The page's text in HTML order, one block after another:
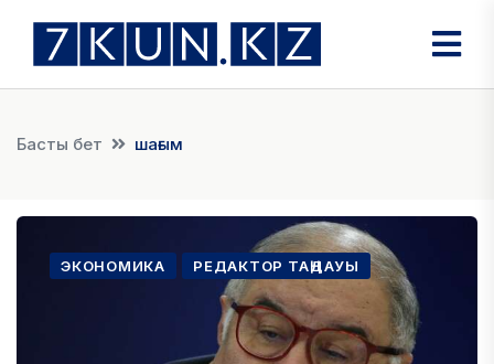
Басты бет шағым
ЭКОНОМИКА РЕДАКТОР ТАҢДАУЫ